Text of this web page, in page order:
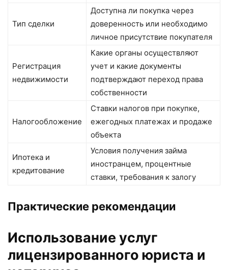
Тип сделки
Доступна ли покупка через
доверенность или необходимо
личное присутствие покупателя
Регистрация
недвижимости
Какие органы осуществляют
учет и какие документы
подтверждают переход права
собственности
Налогообложение
Ставки налогов при покупке,
ежегодных платежах и продаже
объекта
Ипотека и
кредитование
Условия получения займа
иностранцем, процентные
ставки, требования к залогу
Практические рекомендации
Использование услуг
лицензированного юриста и